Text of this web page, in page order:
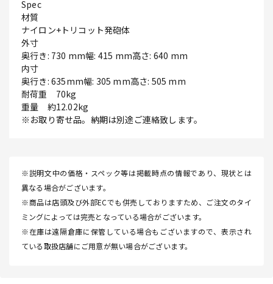
Spec
材質
ナイロン+トリコット発砲体
外寸
奥行き: 730 mm幅: 415 mm高さ: 640 mm
内寸
奥行き: 635mm幅: 305 mm高さ: 505 mm
耐荷重 70kg
重量 約12.02kg
※お取り寄せ品。納期は別途ご連絡致します。
※説明文中の価格・スペック等は掲載時点の情報であり、現状とは
異なる場合がございます。
※商品は店頭及び外部ECでも併売しておりますため、ご注文のタイ
ミングによっては完売となっている場合がございます。
※在庫は遠隔倉庫に保管している場合もございますので、表示され
ている取扱店舗にご用意が無い場合がございます。